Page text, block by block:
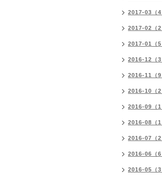
2017-03（4
2017-02（2
2017-01（5
2016-12（3
2016-11（9
2016-10（2
2016-09（1
2016-08（1
2016-07（2
2016-06（6
2016-05（3